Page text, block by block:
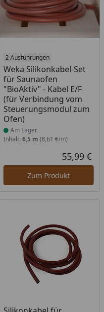
in ProzentPreis
Preis
2 Ausführungen
Weka Silikonkabel-Set
für Saunaofen
"BioAktiv" - Kabel E/F
(für Verbindung vom
Steuerungsmodul zum
Ofen)
Produkt am Lager
Am Lager
Inhalt: 6,5 m (8,61 €/m)
55,99 €
Zum Produkt
Produkt am Lager